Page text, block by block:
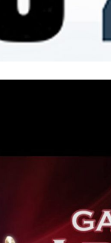
GALA ARTIS 2011-2012